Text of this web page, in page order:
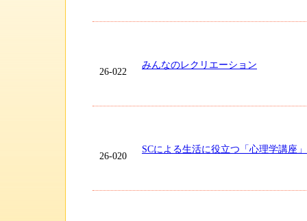
26-022
みんなのレクリエーション
26-020
SCによる生活に役立つ「心理学講座」